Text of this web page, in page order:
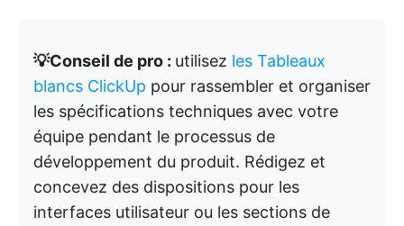
💡Conseil de pro : utilisez les Tableaux
blancs ClickUp pour rassembler et organiser
les spécifications techniques avec votre
équipe pendant le processus de
développement du produit. Rédigez et
concevez des dispositions pour les
interfaces utilisateur ou les sections de